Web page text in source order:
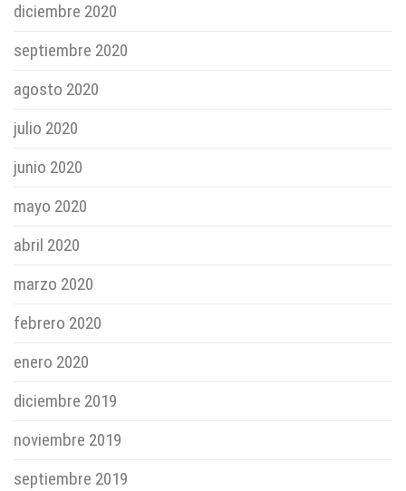
diciembre 2020
septiembre 2020
agosto 2020
julio 2020
junio 2020
mayo 2020
abril 2020
marzo 2020
febrero 2020
enero 2020
diciembre 2019
noviembre 2019
septiembre 2019